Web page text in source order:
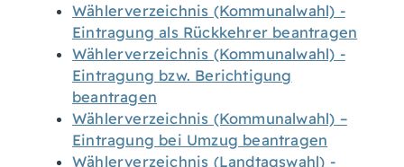
Wählerverzeichnis (Kommunalwahl) -
Eintragung als Rückkehrer beantragen
Wählerverzeichnis (Kommunalwahl) -
Eintragung bzw. Berichtigung
beantragen
Wählerverzeichnis (Kommunalwahl) –
Eintragung bei Umzug beantragen
Wählerverzeichnis (Landtagswahl) -